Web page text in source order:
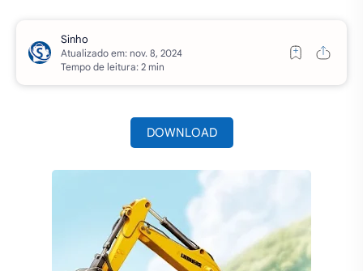
Atualizado em:
Tempo de leitura: 2 min
DOWNLOAD